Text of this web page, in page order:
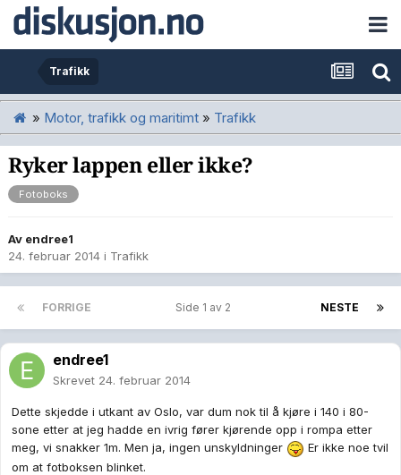
Trafikk
» Motor, trafikk og maritimt » Trafikk
Ryker lappen eller ikke?
Fotoboks
Av endree1
24. februar 2014 i Trafikk
FORRIGE NESTE
Side 1 av 2
endree1
Skrevet 24. februar 2014
Dette skjedde i utkant av Oslo, var dum nok til å kjøre i 140 i 80-
sone etter at jeg hadde en ivrig fører kjørende opp i rompa etter
meg, vi snakker 1m. Men ja, ingen unskyldninger
Er ikke noe tvil
om at fotboksen blinket.